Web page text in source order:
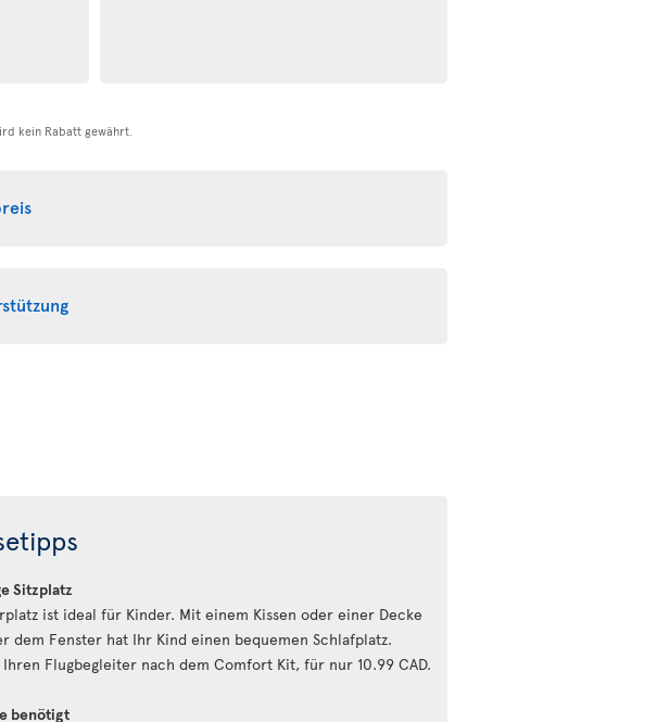
kein Rabatt gewährt.
Sitzplatz
ist ideal für Kinder. Mit einem Kissen oder einer Decke
dem Fenster hat Ihr Kind einen bequemen Schlafplatz.
Ihren Flugbegleiter nach dem Comfort Kit, für nur 10.99 CAD.
benötigt